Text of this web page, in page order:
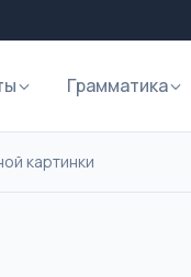
Грамматика
картинки